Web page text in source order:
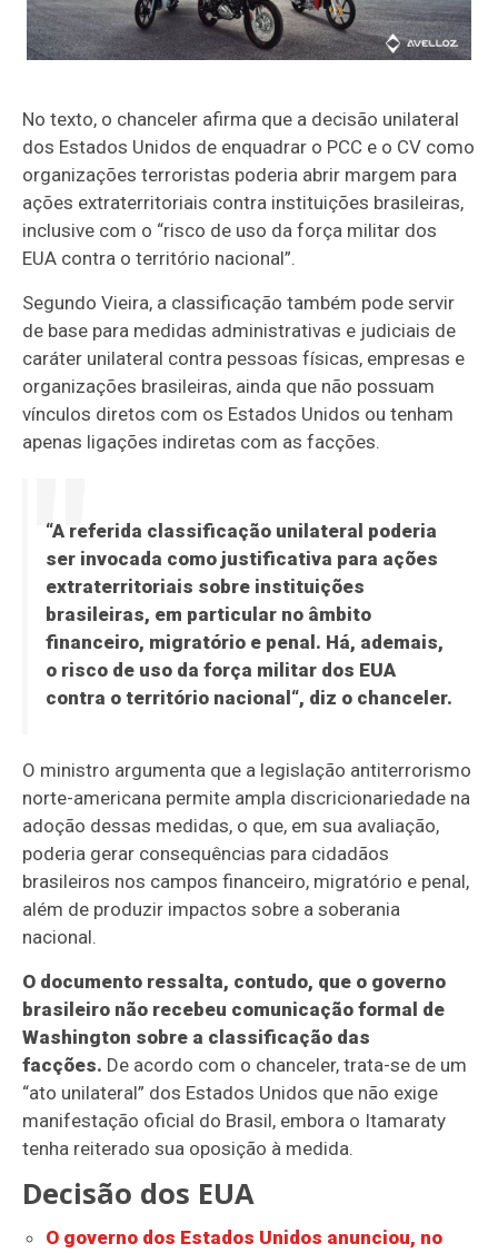
No texto, o chanceler afirma que a decisão unilateral
dos Estados Unidos de enquadrar o PCC e o CV como
organizações terroristas poderia abrir margem para
ações extraterritoriais contra instituições brasileiras,
inclusive com o “risco de uso da força militar dos
EUA contra o território nacional”.
Segundo Vieira, a classificação também pode servir
de base para medidas administrativas e judiciais de
caráter unilateral contra pessoas físicas, empresas e
organizações brasileiras, ainda que não possuam
vínculos diretos com os Estados Unidos ou tenham
apenas ligações indiretas com as facções.
“A referida classificação unilateral poderia
ser invocada como justificativa para ações
extraterritoriais sobre instituições
brasileiras, em particular no âmbito
financeiro, migratório e penal. Há, ademais,
o risco de uso da força militar dos EUA
contra o território nacional“, diz o chanceler.
O ministro argumenta que a legislação antiterrorismo
norte-americana permite ampla discricionariedade na
adoção dessas medidas, o que, em sua avaliação,
poderia gerar consequências para cidadãos
brasileiros nos campos financeiro, migratório e penal,
além de produzir impactos sobre a soberania
nacional.
O documento ressalta, contudo, que o governo
brasileiro não recebeu comunicação formal de
Washington sobre a classificação das
facções. De acordo com o chanceler, trata-se de um
“ato unilateral” dos Estados Unidos que não exige
manifestação oficial do Brasil, embora o Itamaraty
tenha reiterado sua oposição à medida.
Decisão dos EUA
O governo dos Estados Unidos anunciou, no